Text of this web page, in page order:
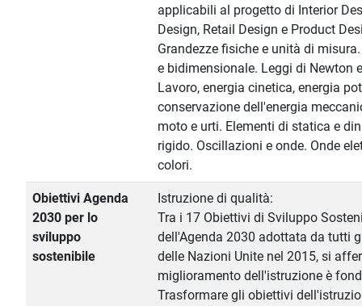
applicabili al progetto di Interior
Design, Retail Design e Product
Grandezze fisiche e unità di
e bidimensionale. Leggi di Newton
Lavoro, energia cinetica, energia
conservazione dell'energia
moto e urti. Elementi di statica e
rigido. Oscillazioni e onde. Onde
colori.
Obiettivi Agenda
2030 per lo
sviluppo
sostenibile
Istruzione di qualità:
Tra i 17 Obiettivi di Sviluppo
dell'Agenda 2030 adottata da tutti
delle Nazioni Unite nel 2015, si
miglioramento dell'istruzione è
Trasformare gli obiettivi